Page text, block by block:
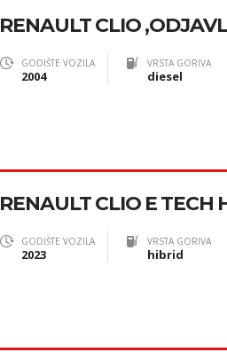
RENAULT CLIO
GODIŠTE VOZILA
2004
VRSTA GORIVA
diesel
RENAULT CLIO E TECH
GODIŠTE VOZILA
2023
VRSTA GORIVA
hibrid